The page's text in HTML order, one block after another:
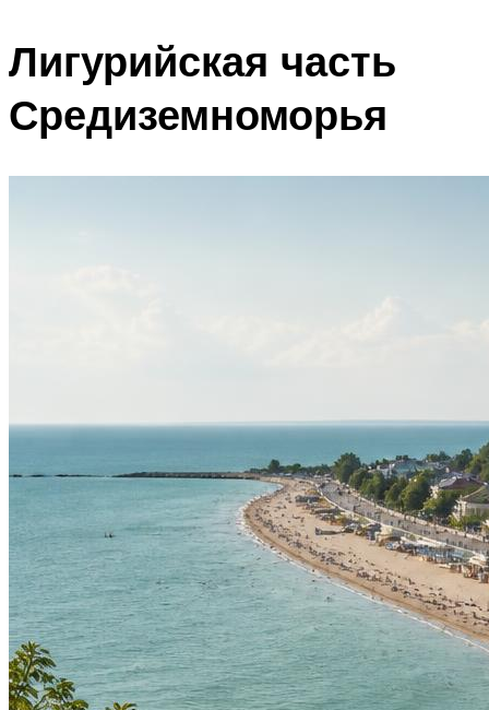
Лигурийская часть
Средиземноморья